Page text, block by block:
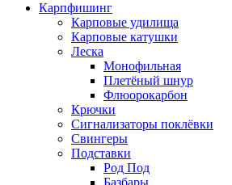
Карпфишинг
Карповые удилища
Карповые катушки
Леска
Монофильная
Плетёный шнур
Флюорокарбон
Крючки
Сигнализаторы поклёвки
Свингеры
Подставки
Род Под
Базбары